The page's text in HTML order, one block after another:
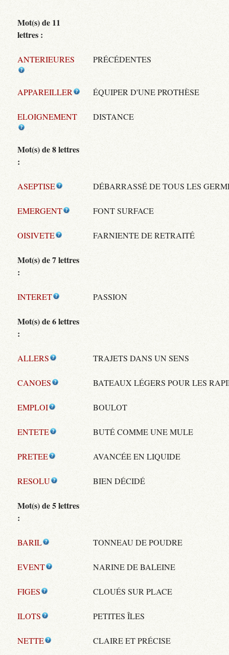
Mot(s) de 11
lettres :
ANTERIEURES PRÉCÉDENTES
APPAREILLER ÉQUIPER D'UNE PROTHÈSE
ELOIGNEMENT DISTANCE
Mot(s) de 8 lettres
:
ASEPTISE DÉBARRASSÉ DE TOUS LES
EMERGENT FONT SURFACE
OISIVETE FARNIENTE DE RETRAITÉ
Mot(s) de 7 lettres
:
INTERET PASSION
Mot(s) de 6 lettres
:
ALLERS TRAJETS DANS UN SENS
CANOES BATEAUX LÉGERS POUR LES
EMPLOI BOULOT
ENTETE BUTÉ COMME UNE MULE
PRETEE AVANCÉE EN LIQUIDE
RESOLU BIEN DÉCIDÉ
Mot(s) de 5 lettres
:
BARIL TONNEAU DE POUDRE
EVENT NARINE DE BALEINE
FIGES CLOUÉS SUR PLACE
ILOTS PETITES ÎLES
NETTE CLAIRE ET PRÉCISE